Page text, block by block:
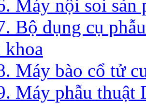
Máy nội soi sản
Bộ dụng cụ
khoa
Máy bào cổ tử
Máy phẫu thuật